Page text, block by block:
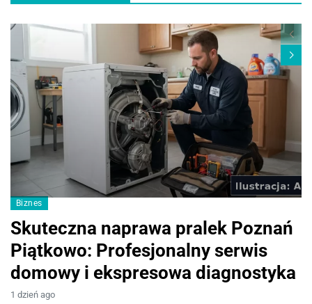
Biznes
Skuteczna naprawa pralek Poznań
Piątkowo: Profesjonalny serwis
domowy i ekspresowa diagnostyka
1 dzień ago